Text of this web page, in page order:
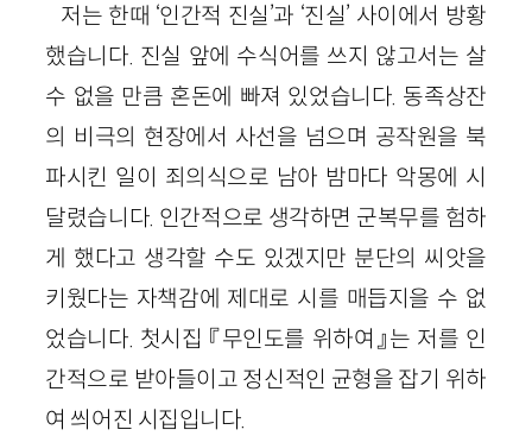
저는 한때 ‘인간적 진실’과 ‘진실’ 사이에서 방황
했습니다. 진실 앞에 수식어를 쓰지 않고서는 살
수 없을 만큼 혼돈에 빠져 있었습니다. 동족상잔
의 비극의 현장에서 사선을 넘으며 공작원을 북
파시킨 일이 죄의식으로 남아 밤마다 악몽에 시
달렸습니다. 인간적으로 생각하면 군복무를 험하
게 했다고 생각할 수도 있겠지만 분단의 씨앗을
키웠다는 자책감에 제대로 시를 매듭지을 수 없
었습니다. 첫시집 『무인도를 위하여』는 저를 인
간적으로 받아들이고 정신적인 균형을 잡기 위하
여 씌어진 시집입니다.